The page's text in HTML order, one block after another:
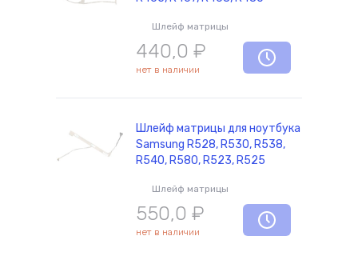
Шлейф матрицы
440,0 ₽
нет в наличии
Шлейф матрицы для ноутбука
Samsung R528, R530, R538,
R540, R580, R523, R525
Шлейф матрицы
550,0 ₽
нет в наличии